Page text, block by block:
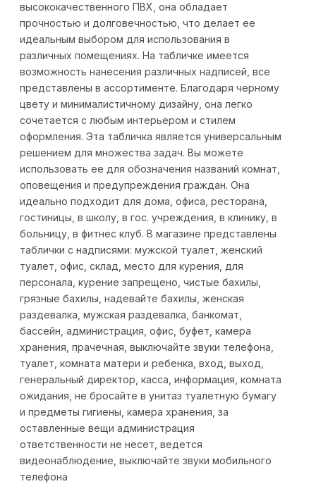
высококачественного ПВХ, она обладает
прочностью и долговечностью, что делает ее
идеальным выбором для использования в
различных помещениях. На табличке имеется
возможность нанесения различных надписей, все
представлены в ассортименте. Благодаря черному
цвету и минималистичному дизайну, она легко
сочетается с любым интерьером и стилем
оформления. Эта табличка является универсальным
решением для множества задач. Вы можете
использовать ее для обозначения названий комнат,
оповещения и предупреждения граждан. Она
идеально подходит для дома, офиса, ресторана,
гостиницы, в школу, в гос. учреждения, в клинику, в
больницу, в фитнес клуб. В магазине представлены
таблички с надписями: мужской туалет, женский
туалет, офис, склад, место для курения, для
персонала, курение запрещено, чистые бахилы,
грязные бахилы, надевайте бахилы, женская
раздевалка, мужская раздевалка, банкомат,
бассейн, администрация, офис, буфет, камера
хранения, прачечная, выключайте звуки телефона,
туалет, комната матери и ребенка, вход, выход,
генеральный директор, касса, информация, комната
ожидания, не бросайте в унитаз туалетную бумагу
и предметы гигиены, камера хранения, за
оставленные вещи администрация
ответственности не несет, ведется
видеонаблюдение, выключайте звуки мобильного
телефона